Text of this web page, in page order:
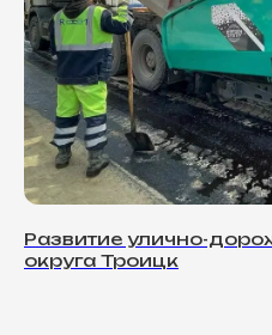
Развитие улично-
округа Троицк